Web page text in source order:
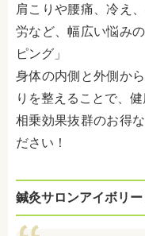
肩こりや腰痛、冷え
労など、幅広い悩み
ピング」
身体の内側と外側か
りを整えることで、
相乗効果抜群のお得
ださい！
鍼灸サロンアイボリ